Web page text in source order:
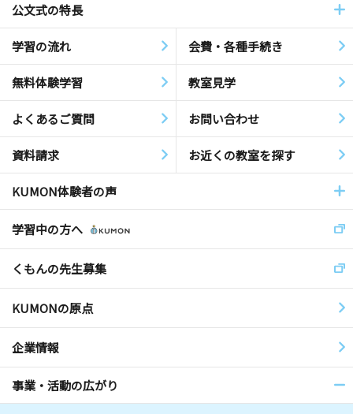
公文式の特長
学習の流れ 会費・各種手続き
無料体験学習 教室見学
よくあるご質問 お問い合わせ
資料請求 お近くの教室を探す
KUMON体験者の声
学習中の方へ
くもんの先生募集
KUMONの原点
企業情報
事業・活動の広がり